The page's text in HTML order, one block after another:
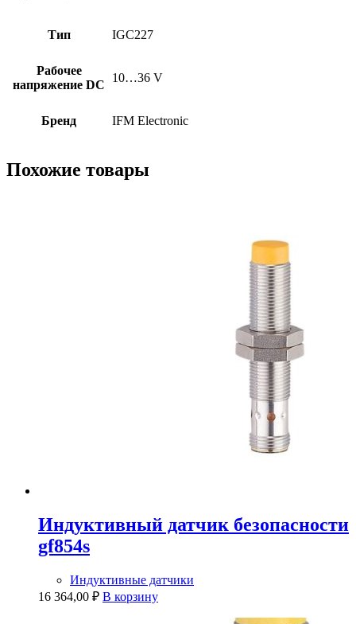
Тип IGC227
Рабочее
напряжение DC
10…36 V
Бренд IFM Electronic
Похожие товары
Индуктивный датчик безопасности
gf854s
Индуктивные датчики
16 364,00 ₽ В корзину